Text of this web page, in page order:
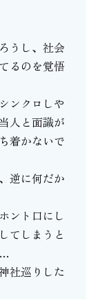
うし、社会
るのを覚悟
ンクロしや
人と面識が
着かないで
逆に何だか
ント口にし
てしまうと
社巡りした